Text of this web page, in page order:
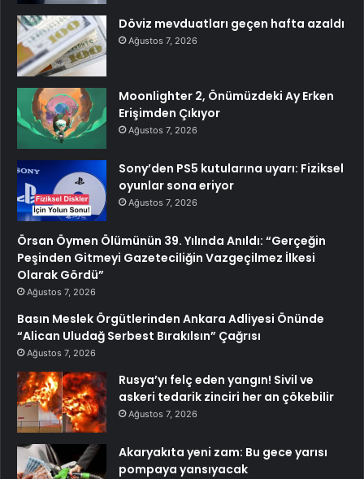
Döviz mevduatları geçen hafta azaldı
Ağustos 7, 2026
Moonlighter 2, Önümüzdeki Ay Erken
Erişimden Çıkıyor
Ağustos 7, 2026
Sony’den PS5 kutularına uyarı: Fiziksel
oyunlar sona eriyor
Ağustos 7, 2026
Örsan Öymen Ölümünün 39. Yılında Anıldı: “Gerçeğin
Peşinden Gitmeyi Gazeteciliğin Vazgeçilmez İlkesi
Olarak Gördü”
Ağustos 7, 2026
Basın Meslek Örgütlerinden Ankara Adliyesi Önünde
“Alican Uludağ Serbest Bırakılsın” Çağrısı
Ağustos 7, 2026
Rusya’yı felç eden yangın! Sivil ve
askeri tedarik zinciri her an çökebilir
Ağustos 7, 2026
Akaryakıta yeni zam: Bu gece yarısı
pompaya yansıyacak